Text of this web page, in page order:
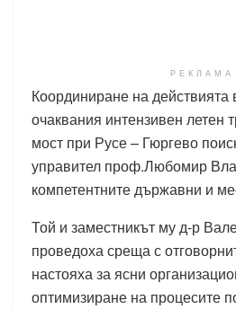
РЕКЛАМА
Координиране на действията
очаквания интензивен летен
мост при Русе – Гюргево
управител проф.Любомир
компетентните държавни и
Той и заместникът му д-р
проведоха среща с
настояха за ясни
оптимизиране на процесите